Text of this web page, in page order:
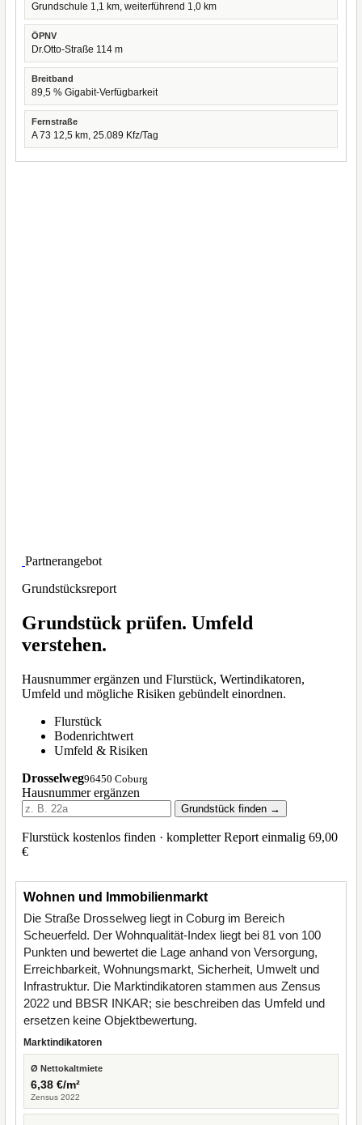
Grundschule 1,1 km, weiterführend 1,0 km
ÖPNV
Dr.Otto-Straße 114 m
Breitband
89,5 % Gigabit-Verfügbarkeit
Fernstraße
A 73 12,5 km, 25.089 Kfz/Tag
Wohnen und Immobilienmarkt
Die Straße Drosselweg liegt in Coburg im Bereich
Scheuerfeld. Der Wohnqualität-Index liegt bei 81 von 100
Punkten und bewertet die Lage anhand von Versorgung,
Erreichbarkeit, Wohnungsmarkt, Sicherheit, Umwelt und
Infrastruktur. Die Marktindikatoren stammen aus Zensus
2022 und BBSR INKAR; sie beschreiben das Umfeld und
ersetzen keine Objektbewertung.
Marktindikatoren
Ø Nettokaltmiete
6,38 €/m²
Zensus 2022